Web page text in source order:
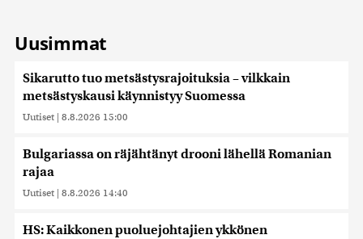
Uusimmat
Sikarutto tuo metsästysrajoituksia – vilkkain
metsästyskausi käynnistyy Suomessa
Uutiset | 8.8.2026 15:00
Bulgariassa on räjähtänyt drooni lähellä Romanian
rajaa
Uutiset | 8.8.2026 14:40
HS: Kaikkonen puoluejohtajien ykkönen